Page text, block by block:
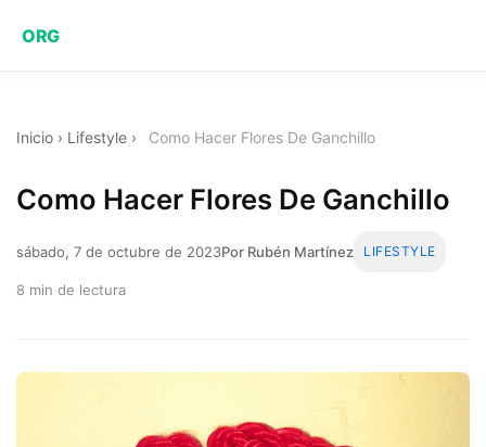
ORG
Inicio › Lifestyle › Como Hacer Flores De Ganchillo
Como Hacer Flores De Ganchillo
sábado, 7 de octubre de 2023Por Rubén Martínez LIFESTYLE
8 min de lectura